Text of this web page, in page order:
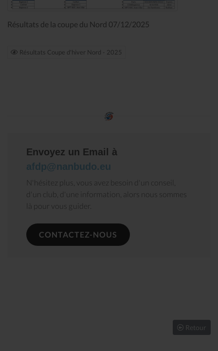
Résultats de la coupe du Nord 07/12/2025
Résultats Coupe d'hiver Nord - 2025
Envoyez un Email à
afdp@nanbudo.eu
N'hésitez plus, vous avez besoin d'un conseil,
d'un club, d'une information, alors nous sommes
là pour vous guider.
CONTACTEZ-NOUS
Retour